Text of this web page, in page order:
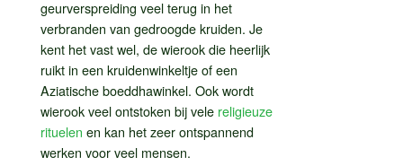
geurverspreiding veel terug in het
verbranden van gedroogde kruiden. Je
kent het vast wel, de wierook die heerlijk
ruikt in een kruidenwinkeltje of een
Aziatische boeddhawinkel. Ook wordt
wierook veel ontstoken bij vele religieuze
rituelen en kan het zeer ontspannend
werken voor veel mensen.